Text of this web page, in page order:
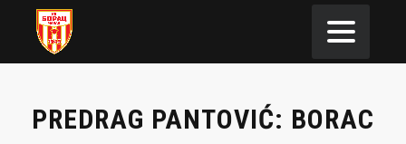
PREDRAG PANTOVIĆ: BORAC